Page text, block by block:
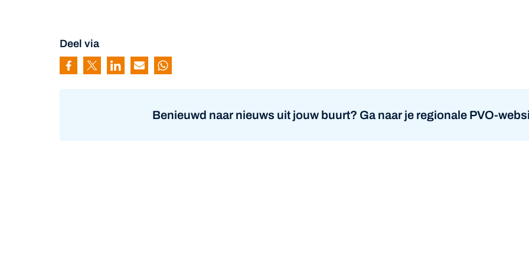
Deel via
Pagina delen via Facebook
Pagina delen via Twitter
Pagina delen via Linkedin
Pagina delen via Mail
Pagina delen via Whatsapp
Benieuwd naar nieuws uit jouw buurt? Ga naar je regionale PVO-